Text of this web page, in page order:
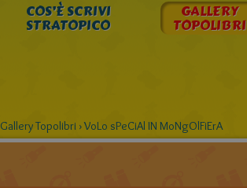
COS’È SCRIVI
STRATOPICO
GALLERY
TOPOLIBRI
Gallery Topolibri ›VoLo sPeCiAl IN MoNgOlFiErA